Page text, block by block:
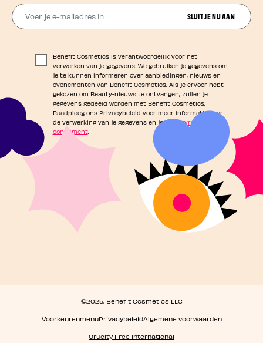
Voer je e-mailadres in
SLUIT JE NU AAN
Benefit Cosmetics is verantwoordelijk voor het
verwerken van je gegevens. We gebruiken je gegevens om
je te kunnen informeren over aanbiedingen, nieuws en
evenementen van Benefit Cosmetics. Als je ervoor hebt
gekozen om Beauty-nieuws te ontvangen, zullen je
gegevens gedeeld worden met Benefit Cosmetics.
Raadpleeg ons Privacybeleid voor meer informatie over
de verwerking van je gegevens en jeprivacyrechten als
consument.
©2025, Benefit Cosmetics LLC
VoorkeurenmenuPrivacybeleidAlgemene voorwaarden
Cruelty Free International